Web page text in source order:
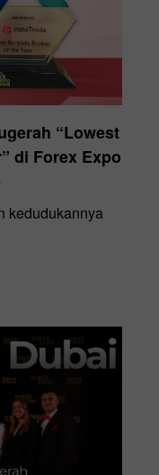
“Lowest
di Forex Expo
kedudukannya